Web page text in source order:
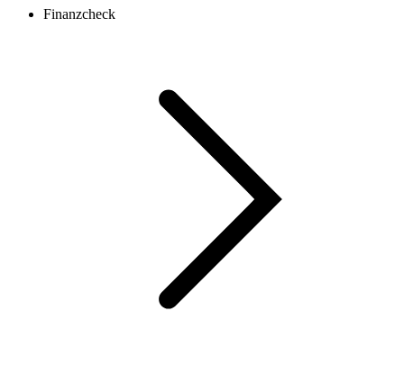
Finanzcheck